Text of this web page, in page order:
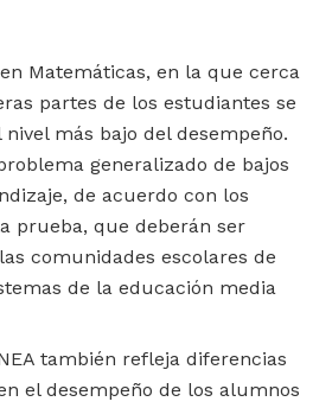
Matemáticas, en la que cerca
partes de los estudiantes se
más bajo del desempeño.
generalizado de bajos
de acuerdo con los
prueba, que deberán ser
comunidades escolares de
de la educación media
también refleja diferencias
el desempeño de los alumnos